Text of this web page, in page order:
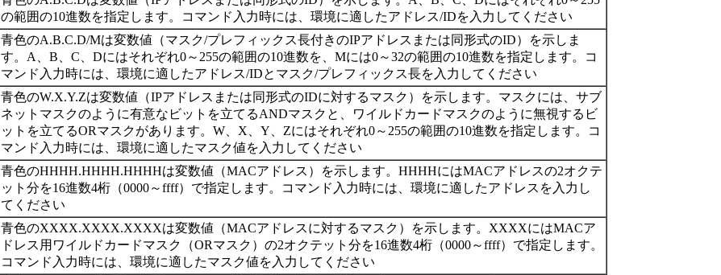
の範囲の10進数を指定します。コマンド入力時には、環境に適したアドレス/IDを入力してください
青色のA.B.C.D/Mは変数値（マスク/プレフィックス長付きのIPアドレスまたは同形式のID）を示しま
す。A、B、C、Dにはそれぞれ0～255の範囲の10進数を、Mには0～32の範囲の10進数を指定します。コ
マンド入力時には、環境に適したアドレス/IDとマスク/プレフィックス長を入力してください
青色のW.X.Y.Zは変数値（IPアドレスまたは同形式のIDに対するマスク）を示します。マスクには、サブ
ネットマスクのように有意なビットを立てるANDマスクと、ワイルドカードマスクのように無視するビ
ットを立てるORマスクがあります。W、X、Y、Zにはそれぞれ0～255の範囲の10進数を指定します。コ
マンド入力時には、環境に適したマスク値を入力してください
青色のHHHH.HHHH.HHHHは変数値（MACアドレス）を示します。HHHHにはMACアドレスの2オクテ
ット分を16進数4桁（0000～ffff）で指定します。コマンド入力時には、環境に適したアドレスを入力し
てください
青色のXXXX.XXXX.XXXXは変数値（MACアドレスに対するマスク）を示します。XXXXにはMACア
ドレス用ワイルドカードマスク（ORマスク）の2オクテット分を16進数4桁（0000～ffff）で指定します。
コマンド入力時には、環境に適したマスク値を入力してください